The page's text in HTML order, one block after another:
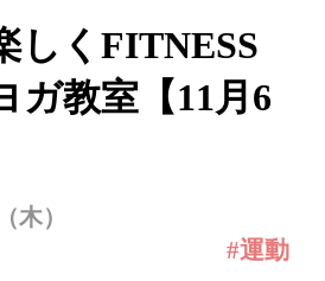
しくFITNESS
教室【11月6
木）
#運動